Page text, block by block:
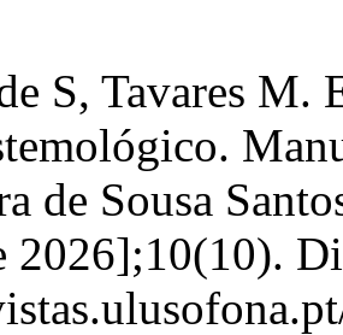
S, Tavares
de Sousa
2026];10(10).